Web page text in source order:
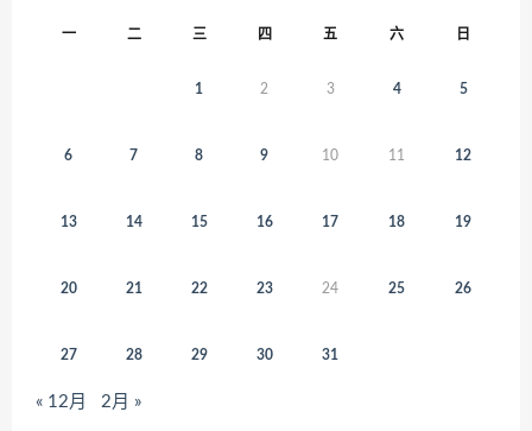
一 二 三 四 五 六 日
1 2 3 4 5
6 7 8 9 10 11 12
13 14 15 16 17 18 19
20 21 22 23 24 25 26
27 28 29 30 31
« 12月 2月 »